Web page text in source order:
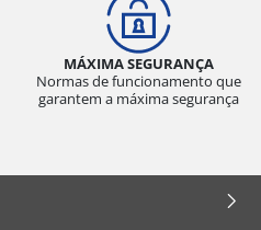
MÁXIMA SEGURANÇA
Normas de funcionamento que
garantem a máxima segurança